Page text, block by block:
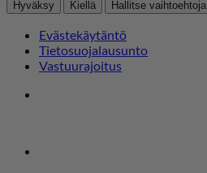
Hyväksy Kiellä Hallitse vaihtoehtoja
Evästekäytäntö
Tietosuojalausunto
Vastuurajoitus
Skip